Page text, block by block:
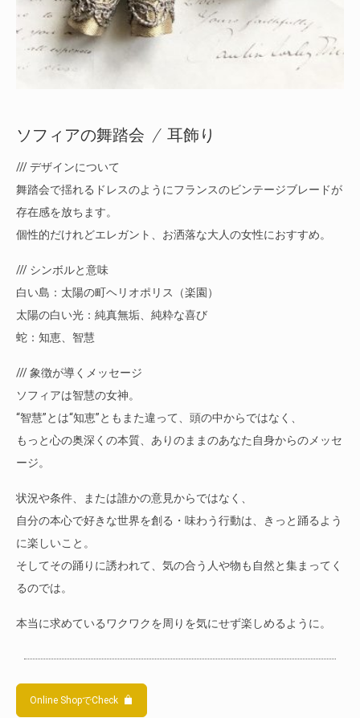
ソフィアの舞踏会 / 耳飾り
/// デザインについて
舞踏会で揺れるドレスのようにフランスのビンテージブレードが
存在感を放ちます。
個性的だけれどエレガント、お洒落な大人の女性におすすめ。
/// シンボルと意味
白い島：太陽の町ヘリオポリス（楽園）
太陽の白い光：純真無垢、純粋な喜び
蛇：知恵、智慧
/// 象徴が導くメッセージ
ソフィアは智慧の女神。
“智慧”とは“知恵”ともまた違って、頭の中からではなく、
もっと心の奥深くの本質、ありのままのあなた自身からのメッセ
ージ。
状況や条件、または誰かの意見からではなく、
自分の本心で好きな世界を創る・味わう行動は、きっと踊るよう
に楽しいこと。
そしてその踊りに誘われて、気の合う人や物も自然と集まってく
るのでは。
本当に求めているワクワクを周りを気にせず楽しめるように。
Online ShopでCheck